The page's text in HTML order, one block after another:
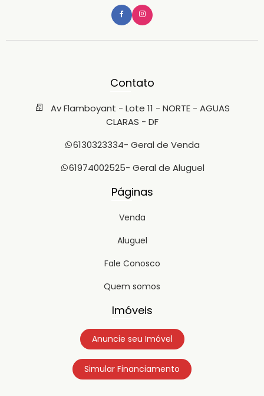
Contato
Av Flamboyant - Lote 11 - NORTE - AGUAS
CLARAS - DF
6130323334- Geral de Venda
61974002525- Geral de Aluguel
Páginas
Venda
Aluguel
Fale Conosco
Quem somos
Imóveis
Anuncie seu Imóvel
Simular Financiamento